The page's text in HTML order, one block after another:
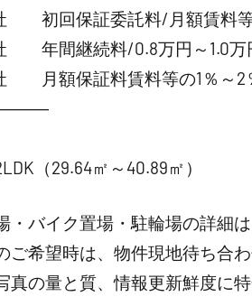
初回保証委託料/月額賃料等
年間継続料/0.8万円～1.0万
月額保証料賃料等の1％～2
（29.64㎡～40.89㎡）
バイク置場・駐輪場の詳細は
希望時は、物件現地待ち合わ
の量と質、情報更新鮮度に特